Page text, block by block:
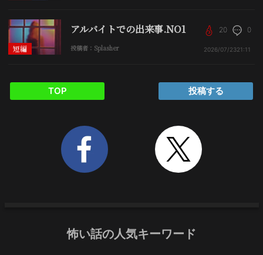
短編
アルバイトでの出来事.NO1
投稿者：Splasher
20 0
2026/07/2321:11
TOP 投稿する
怖い話の人気キーワード